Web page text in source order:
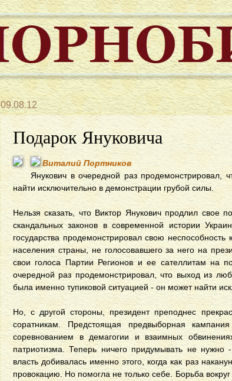
09.08.12
Подарок Януковича
Виталий Портников
Янукович в очередной раз продемонстрировал,
найти исключительно в демонстрации грубой силы.
Нельзя сказать, что Виктор Янукович продлил свое
скандальных законов в современной истории
государства продемонстрировал свою
населения страны, не голосовавшего за него на
свои голоса Партии Регионов и ее сателлитам на
очередной раз продемонстрировал, что выход из
была именно тупиковой ситуацией - он может найти
Но, с другой стороны, президент преподнес
соратникам. Предстоящая предвыборная
соревнованием в демагогии и взаимных
патриотизма. Теперь ничего придумывать не
власть добивалась именно этого, когда как раз
провокацию. Но помогла не только себе. Борьба